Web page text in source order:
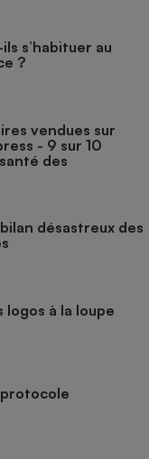
s’habituer au
?
vendues sur
- 9 sur 10
des
désastreux des
logos à la loupe